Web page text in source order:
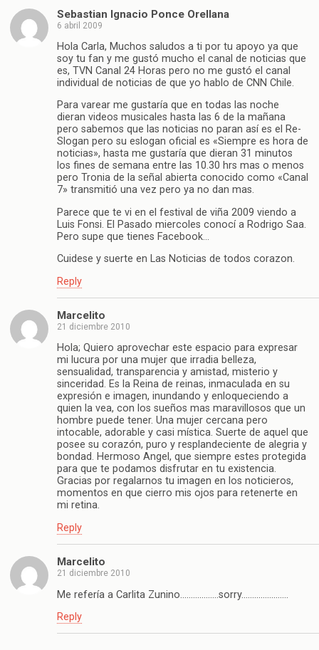
Sebastian Ignacio Ponce Orellana
6 abril 2009
Hola Carla, Muchos saludos a ti por tu apoyo ya que
soy tu fan y me gustó mucho el canal de noticias que
es, TVN Canal 24 Horas pero no me gustó el canal
individual de noticias de que yo hablo de CNN Chile.
Para varear me gustaría que en todas las noche
dieran videos musicales hasta las 6 de la mañana
pero sabemos que las noticias no paran así es el Re-
Slogan pero su eslogan oficial es «Siempre es hora de
noticias», hasta me gustaría que dieran 31 minutos
los fines de semana entre las 10.30 hrs mas o menos
pero Tronia de la señal abierta conocido como «Canal
7» transmitió una vez pero ya no dan mas.
Parece que te vi en el festival de viña 2009 viendo a
Luis Fonsi. El Pasado miercoles conocí a Rodrigo Saa.
Pero supe que tienes Facebook…
Cuidese y suerte en Las Noticias de todos corazon.
Reply
Marcelito
21 diciembre 2010
Hola; Quiero aprovechar este espacio para expresar
mi lucura por una mujer que irradia belleza,
sensualidad, transparencia y amistad, misterio y
sinceridad. Es la Reina de reinas, inmaculada en su
expresión e imagen, inundando y enloqueciendo a
quien la vea, con los sueños mas maravillosos que un
hombre puede tener. Una mujer cercana pero
intocable, adorable y casi mística. Suerte de aquel que
posee su corazón, puro y resplandeciente de alegria y
bondad. Hermoso Angel, que siempre estes protegida
para que te podamos disfrutar en tu existencia.
Gracias por regalarnos tu imagen en los noticieros,
momentos en que cierro mis ojos para retenerte en
mi retina.
Reply
Marcelito
21 diciembre 2010
Me refería a Carlita Zunino………………sorry………………….
Reply